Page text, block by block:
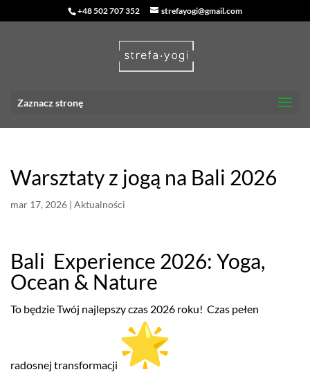
+48 502 707 352 strefayogi@gmail.com
Zaznacz stronę
Warsztaty z jogą na Bali 2026
mar 17, 2026 | Aktualności
Bali Experience 2026: Yoga,
Ocean & Nature
To będzie Twój najlepszy czas 2026 roku! Czas pełen
radosnej transformacji